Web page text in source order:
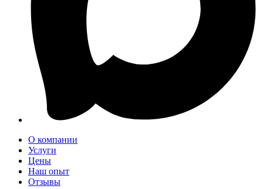
О компании
Услуги
Цены
Наш опыт
Отзывы